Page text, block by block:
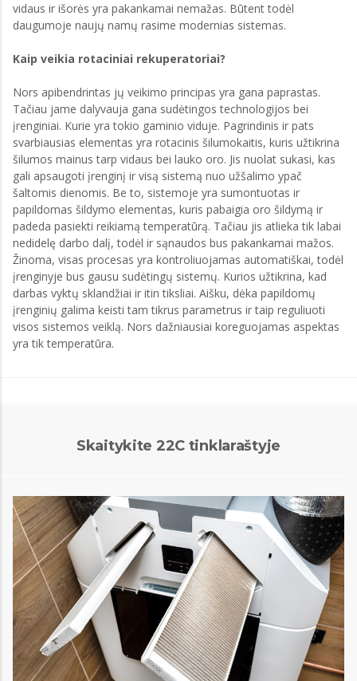
vidaus ir išorės yra pakankamai nemažas. Būtent todėl
daugumoje naujų namų rasime modernias sistemas.
Kaip veikia rotaciniai rekuperatoriai?
Nors apibendrintas jų veikimo principas yra gana paprastas.
Tačiau jame dalyvauja gana sudėtingos technologijos bei
įrenginiai. Kurie yra tokio gaminio viduje. Pagrindinis ir pats
svarbiausias elementas yra rotacinis šilumokaitis, kuris užtikrina
šilumos mainus tarp vidaus bei lauko oro. Jis nuolat sukasi, kas
gali apsaugoti įrenginį ir visą sistemą nuo užšalimo ypač
šaltomis dienomis. Be to, sistemoje yra sumontuotas ir
papildomas šildymo elementas, kuris pabaigia oro šildymą ir
padeda pasiekti reikiamą temperatūrą. Tačiau jis atlieka tik labai
nedidelę darbo dalį, todėl ir sąnaudos bus pakankamai mažos.
Žinoma, visas procesas yra kontroliuojamas automatiškai, todėl
įrenginyje bus gausu sudėtingų sistemų. Kurios užtikrina, kad
darbas vyktų sklandžiai ir itin tiksliai. Aišku, dėka papildomų
įrenginių galima keisti tam tikrus parametrus ir taip reguliuoti
visos sistemos veiklą. Nors dažniausiai koreguojamas aspektas
yra tik temperatūra.
Skaitykite 22C tinklaraštyje